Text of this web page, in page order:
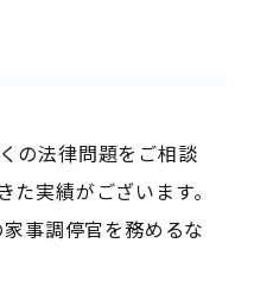
の法律問題をご相談
た実績がございます。
事調停官を務めるな